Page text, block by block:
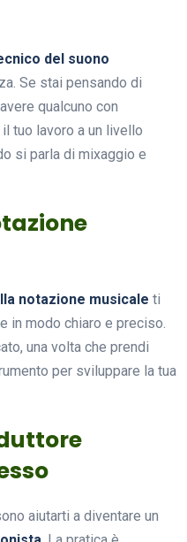
del suono
Se stai pensando di
qualcuno con
tuo lavoro a un livello
si parla di mixaggio e
notazione musicale ti
in modo chiaro e preciso.
una volta che prendi
per sviluppare la tua
aiutarti a diventare un